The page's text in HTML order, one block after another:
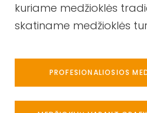
kuriame medžioklės
skatiname medžioklės
PROFESIONALIOSIOS